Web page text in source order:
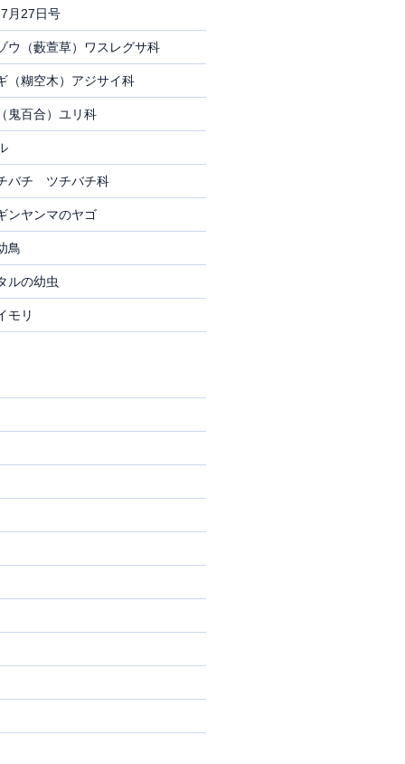
月27日号
（藪萱草）ワスレグサ科
糊空木）アジサイ科
百合）ユリ科
バチ ツチバチ科
ヤンマのヤゴ
鳥
ルの幼虫
モリ